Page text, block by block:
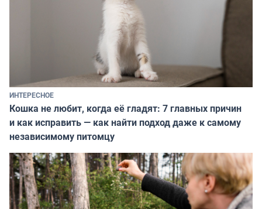
ИНТЕРЕСНОЕ
Кошка не любит, когда её гладят: 7 главных причин
и как исправить — как найти подход даже к самому
независимому питомцу